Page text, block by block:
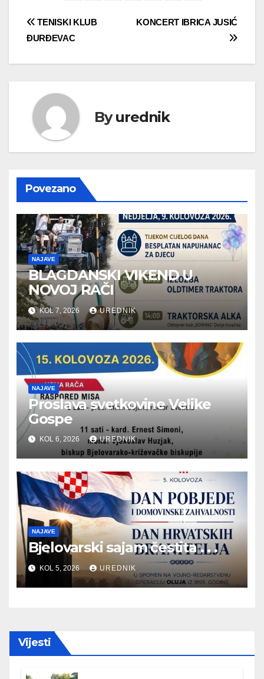
Navigacija
KONCERT IBRICA JUSIĆ
TENISKI KLUB
ĐURĐEVAC
Byurednik
Povezano
NAJAVE
BLAGDANSKI VIKEND U
NOVOJ RAČI
KOL 7, 2026 UREDNIK
NAJAVE
Proslava svetkovine Velike
Gospe
KOL 6, 2026 UREDNIK
NAJAVE
Bjelovarski sajam čestita . . .
KOL 5, 2026 UREDNIK
Vijesti